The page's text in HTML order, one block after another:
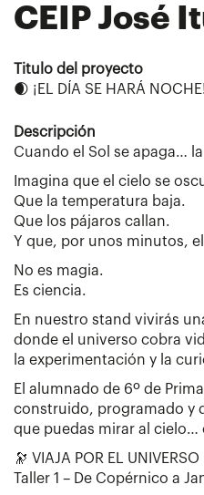
CEIP José
Titulo del proyecto
🌒 ¡EL DÍA SE HARÁ
Descripción
Cuando el Sol se apaga…
Imagina que el cielo se
Que la temperatura baja.
Que los pájaros callan.
Y que, por unos minutos,
No es magia.
Es ciencia.
En nuestro stand vivirás
donde el universo cobra
la experimentación y la
El alumnado de 6º de
construido, programado y
que puedas mirar al cielo…
🔭 VIAJA POR EL UNIVERSO
Taller 1 – De Copérnico a